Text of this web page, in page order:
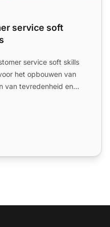
service soft
service soft skills
het opbouwen van
van tevredenheid en